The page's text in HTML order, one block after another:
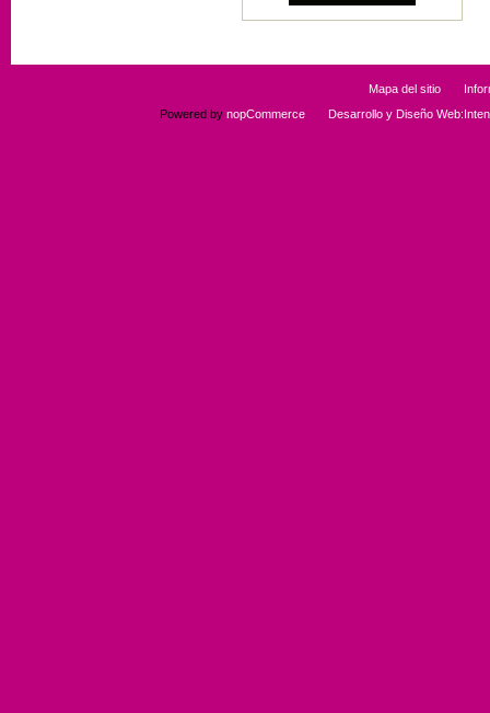
Mapa del sitio
Powered by nopCommerce Desarrollo y Diseño